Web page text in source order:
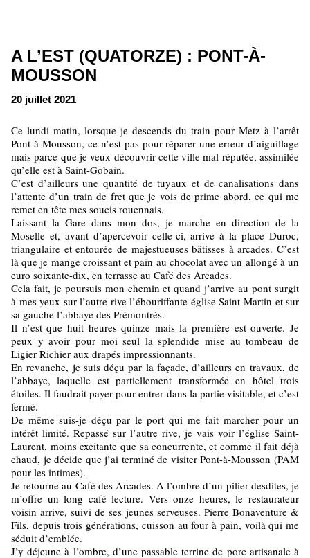
A L’EST (QUATORZE) : PONT-À-
MOUSSON
20 juillet 2021
Ce lundi matin, lorsque je descends du train pour Metz à l’arrêt
Pont-à-Mousson, ce n’est pas pour réparer une erreur d’aiguillage
mais parce que je veux découvrir cette ville mal réputée, assimilée
qu’elle est à Saint-Gobain.
C’est d’ailleurs une quantité de tuyaux et de canalisations dans
l’attente d’un train de fret que je vois de prime abord, ce qui me
remet en tête mes soucis rouennais.
Laissant la Gare dans mon dos, je marche en direction de la
Moselle et, avant d’apercevoir celle-ci, arrive à la place Duroc,
triangulaire et entourée de majestueuses bâtisses à arcades. C’est
là que je mange croissant et pain au chocolat avec un allongé à un
euro soixante-dix, en terrasse au Café des Arcades.
Cela fait, je poursuis mon chemin et quand j’arrive au pont surgit
à mes yeux sur l’autre rive l’ébouriffante église Saint-Martin et sur
sa gauche l’abbaye des Prémontrés.
Il n’est que huit heures quinze mais la première est ouverte. Je
peux y avoir pour moi seul la splendide mise au tombeau de
Ligier Richier aux drapés impressionnants.
En revanche, je suis déçu par la façade, d’ailleurs en travaux, de
l’abbaye, laquelle est partiellement transformée en hôtel trois
étoiles. Il faudrait payer pour entrer dans la partie visitable, et c’est
fermé.
De même suis-je déçu par le port qui me fait marcher pour un
intérêt limité. Repassé sur l’autre rive, je vais voir l’église Saint-
Laurent, moins excitante que sa concurrente, et comme il fait déjà
chaud, je décide que j’ai terminé de visiter Pont-à-Mousson (PAM
pour les intimes).
Je retourne au Café des Arcades. A l’ombre d’un pilier desdites, je
m’offre un long café lecture. Vers onze heures, le restaurateur
voisin arrive, suivi de ses jeunes serveuses. Pierre Bonaventure &
Fils, depuis trois générations, cuisson au four à pain, voilà qui me
séduit d’emblée.
J’y déjeune à l’ombre, d’une passable terrine de porc artisanale à